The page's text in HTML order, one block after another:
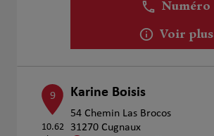
Numéro
Voir plus
9
10.62
Karine Boisis
54 Chemin Las Brocos
31270 Cugnaux